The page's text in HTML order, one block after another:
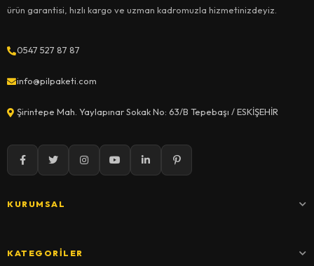
ürün garantisi, hızlı kargo ve uzman kadromuzla hizmetinizdeyiz.
0547 527 87 87
info@pilpaketi.com
Şirintepe Mah. Yaylapınar Sokak No: 63/B Tepebaşı / ESKİŞEHİR
KURUMSAL
KATEGORILER